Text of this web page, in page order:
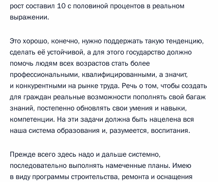
рост составил 10 с половиной процентов в реальном
выражении.
Это хорошо, конечно, нужно поддержать такую тенденцию,
сделать её устойчивой, а для этого государство должно
помочь людям всех возрастов стать более
профессиональными, квалифицированными, а значит,
и конкурентными на рынке труда. Речь о том, чтобы создать
для граждан реальные возможности пополнять свой багаж
знаний, постепенно обновлять свои умения и навыки,
компетенции. На эти задачи должна быть нацелена вся
наша система образования и, разумеется, воспитания.
Прежде всего здесь надо и дальше системно,
последовательно выполнять намеченные планы. Имею
в виду программы строительства, ремонта и оснащения